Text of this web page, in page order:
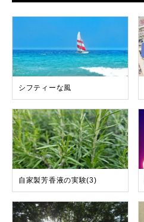
シフティーな風
自家製芳香液の実験(3)